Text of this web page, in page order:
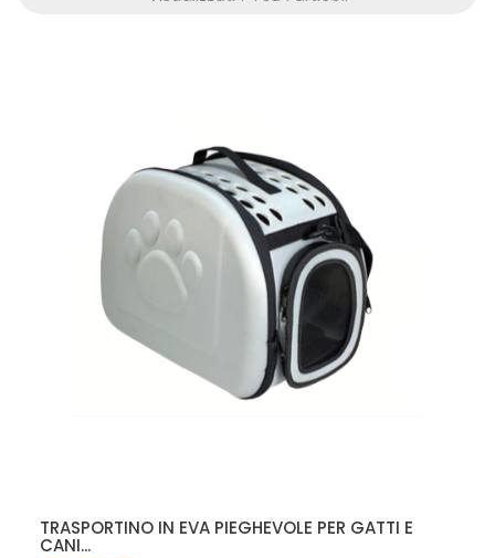
TRASPORTINO IN EVA PIEGHEVOLE PER GATTI E
CANI...